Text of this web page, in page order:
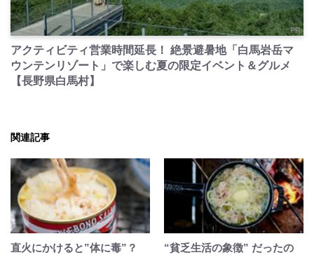
PR
アクティビティ営業時間延長！ 絶景避暑地「白馬岩岳マ
ウンテンリゾート」で楽しむ夏の限定イベント＆グルメ
【長野県白馬村】
関連記事
直火にかけると”体に毒”？
“貧乏生活の象徴” だったの